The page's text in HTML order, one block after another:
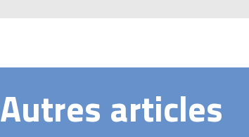
Autres articles